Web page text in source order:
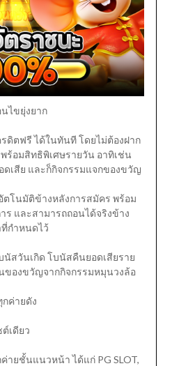
ไขยุ่งยาก
ดิตฟรี ได้ในทันที โดยไม่ต้องฝาก
ร้อมสิทธิพิเศษรายวัน อาทิเช่น
ดเสีย และก็กิจกรรมแจกของขวัญ
ตโนมัติข้างหลังการสมัคร พร้อม
และสามารถถอนได้จริงข้าง
กำหนดไว้
สวันเกิด โบนัสคืนยอดเสียราย
ของขวัญจากกิจกรรมหมุนวงล้อ
ค่ายดัง
เดียว
ายชั้นแนวหน้า ได้แก่ PG SLOT,